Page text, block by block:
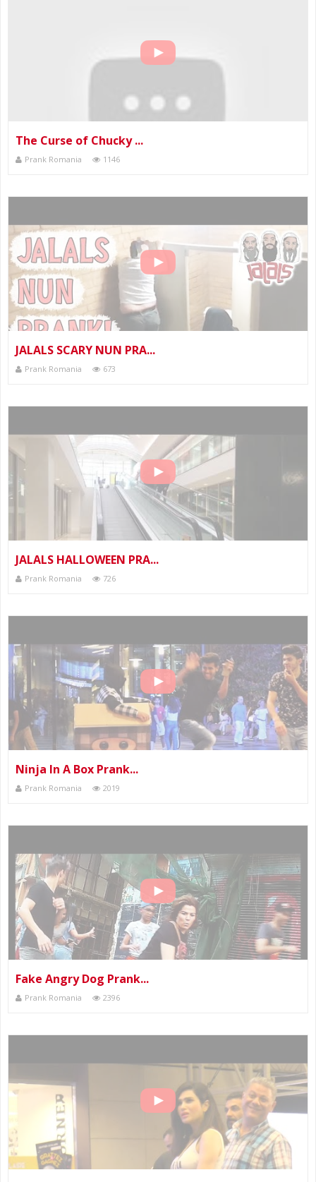
The Curse of Chucky ...
Prank Romania 1146
JALALS SCARY NUN PRA...
Prank Romania 673
JALALS HALLOWEEN PRA...
Prank Romania 726
Ninja In A Box Prank...
Prank Romania 2019
Fake Angry Dog Prank...
Prank Romania 2396